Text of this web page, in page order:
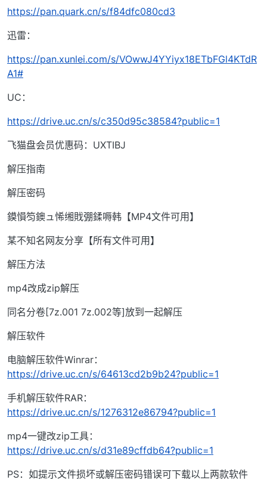
https://pan.quark.cn/s/f84dfc080cd3
迅雷：
https://pan.xunlei.com/s/VOwwJ4YYiyx18ETbFGl4KTdR
A1#
UC：
https://drive.uc.cn/s/c350d95c38584?public=1
飞猫盘会员优惠码：UXTIBJ
解压指南
解压密码
鏌愪笉鐭ュ悕缃戝弸鍒嗕韩【MP4文件可用】
某不知名网友分享【所有文件可用】
解压方法
mp4改成zip解压
同名分卷[7z.001 7z.002等]放到一起解压
解压软件
电脑解压软件Winrar：
https://drive.uc.cn/s/64613cd2b9b24?public=1
手机解压软件RAR：
https://drive.uc.cn/s/1276312e86794?public=1
mp4一键改zip工具：
https://drive.uc.cn/s/d31e89cffdb64?public=1
PS：如提示文件损坏或解压密码错误可下载以上两款软件